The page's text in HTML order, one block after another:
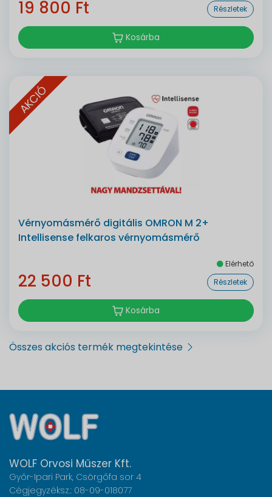
19 800 Ft Részletek
Kosárba
AKCIÓ
Vérnyomásmérő digitális OMRON M 2+
Intellisense felkaros vérnyomásmérő
Elérhető
22 500 Ft Részletek
Kosárba
Összes akciós termék megtekintése
WOLF Orvosi Műszer Kft.
Győr-Ipari Park, Csörgőfa sor 4
Cégjegyzéksz.: 08-09-018077